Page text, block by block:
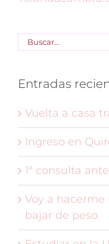
Ingreso en
1ª consulta
Voy a
bajar de peso.
Estudiar en la